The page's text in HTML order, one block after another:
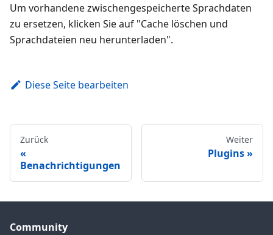
Um vorhandene zwischengespeicherte Sprachdaten
zu ersetzen, klicken Sie auf "Cache löschen und
Sprachdateien neu herunterladen".
Diese Seite bearbeiten
Zurück
Benachrichtigungen
Weiter
Plugins
Community